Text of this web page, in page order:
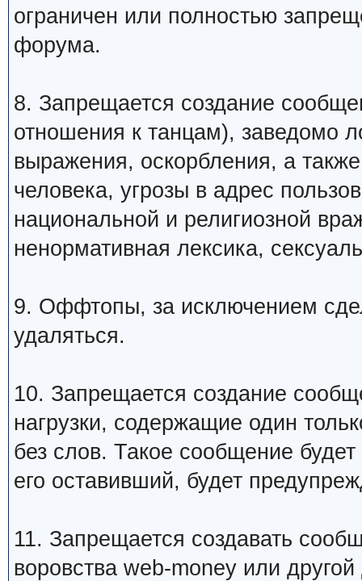
ограничен или полностью
форума.
8. Запрещается создание
отношения к танцам), заведомо
выражения, оскорбления, а
человека, угрозы в адрес
национальной и религиозной
ненормативная лексика,
9. Оффтопы, за исключением
удаляться.
10. Запрещается создание
нагрузки, содержащие один
без слов. Такое сообщение
его оставивший, будет
11. Запрещается создавать
воровства web-money или